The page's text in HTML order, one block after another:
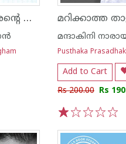
ഒരു കമ്യൂണിസ്റ്റുകാരന്റെ വിപ്ലവ ചിന്തകൾ മറിക്കാത്ത
മന്ദാകിനി
Pusthaka
Add to Cart
Rs 200.00 Rs